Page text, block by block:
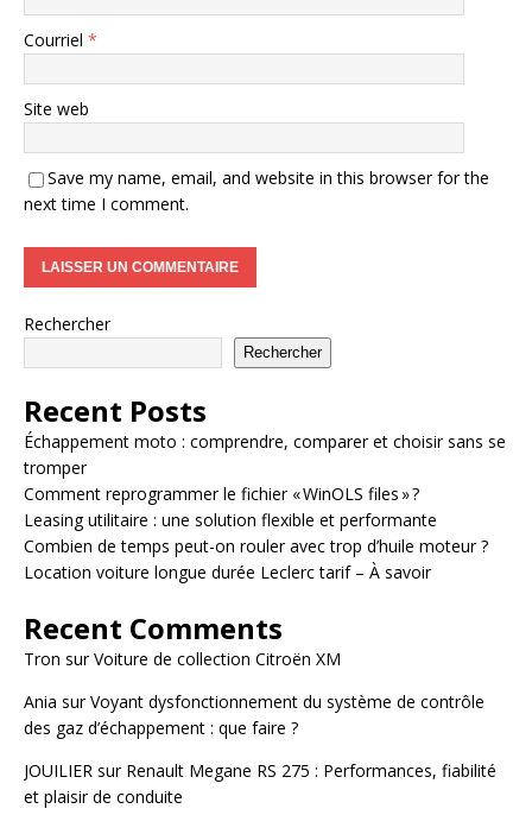
Courriel *
Site web
Save my name, email, and website in this browser for the
next time I comment.
Rechercher
Rechercher
Recent Posts
Échappement moto : comprendre, comparer et choisir sans se
tromper
Comment reprogrammer le fichier « WinOLS files » ?
Leasing utilitaire : une solution flexible et performante
Combien de temps peut-on rouler avec trop d’huile moteur ?
Location voiture longue durée Leclerc tarif – À savoir
Recent Comments
Tron surVoiture de collection Citroën XM
Ania surVoyant dysfonctionnement du système de contrôle
des gaz d’échappement : que faire ?
JOUILIER sur Renault Megane RS 275 : Performances, fiabilité
et plaisir de conduite